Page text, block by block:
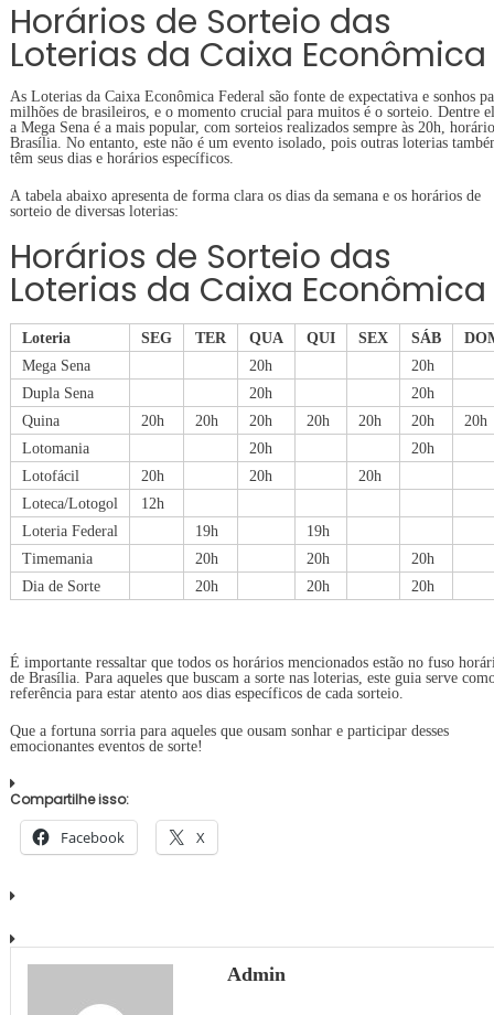
Horários de Sorteio das
Loterias da Caixa Econômica
As Loterias da Caixa Econômica Federal são fonte de expectativa e sonhos
milhões de brasileiros, e o momento crucial para muitos é o sorteio. Dentre
a Mega Sena é a mais popular, com sorteios realizados sempre às 20h,
Brasília. No entanto, este não é um evento isolado, pois outras loterias
têm seus dias e horários específicos.
A tabela abaixo apresenta de forma clara os dias da semana e os horários de
sorteio de diversas loterias:
Horários de Sorteio das
Loterias da Caixa Econômica
Loteria SEG TER QUA QUI SEX SÁB
Mega Sena
20h
20h
Dupla Sena
20h
20h
Quina
20h 20h 20h 20h 20h 20h
20h
Lotomania
20h
20h
Lotofácil
20h 20h
20h
Loteca/Lotogol
12h
Loteria Federal
19h
19h
Timemania
20h 20h
20h
Dia de Sorte
20h 20h 20h
É importante ressaltar que todos os horários mencionados estão no fuso
de Brasília. Para aqueles que buscam a sorte nas loterias, este guia serve
referência para estar atento aos dias específicos de cada sorteio.
Que a fortuna sorria para aqueles que ousam sonhar e participar desses
emocionantes eventos de sorte!
Compartilhe isso:
Facebook X
Admin